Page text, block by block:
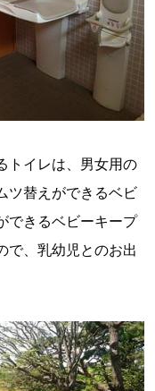
トイレは、男女用の
ツ替えができるベビ
できるベビーキープ
で、乳幼児とのお出